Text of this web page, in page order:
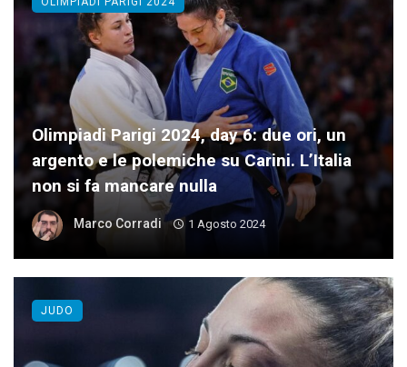
Olimpiadi Parigi 2024, day 6: due ori, un
argento e le polemiche su Carini. L’Italia
non si fa mancare nulla
Marco Corradi 1 Agosto 2024
JUDO